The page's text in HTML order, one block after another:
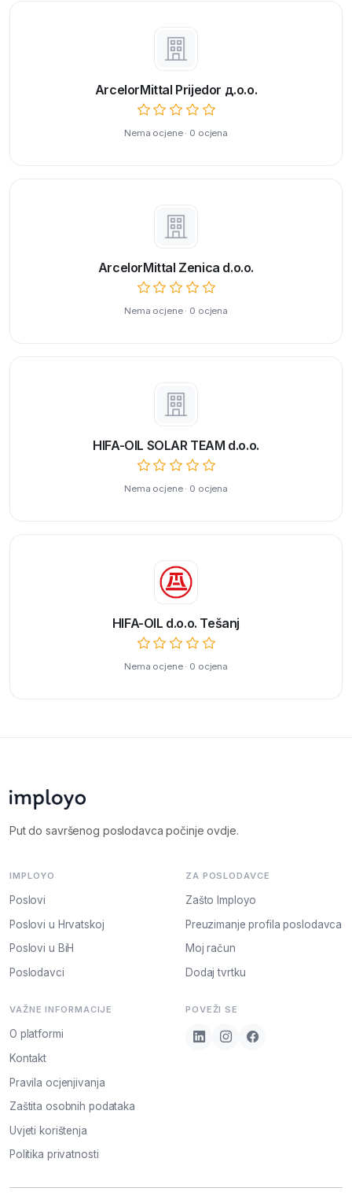
ArcelorMittal Prijedor д.о.о.
Nema ocjene · 0 ocjena
ArcelorMittal Zenica d.o.o.
Nema ocjene · 0 ocjena
HIFA-OIL SOLAR TEAM d.o.o.
Nema ocjene · 0 ocjena
HIFA-OIL d.o.o. Tešanj
Nema ocjene · 0 ocjena
Put do savršenog poslodavca počinje ovdje.
IMPLOYO
Poslovi
Poslovi u Hrvatskoj
Poslovi u BiH
Poslodavci
ZA POSLODAVCE
Zašto Imployo
Preuzimanje profila poslodavca
Moj račun
Dodaj tvrtku
VAŽNE INFORMACIJE
O platformi
Kontakt
Pravila ocjenjivanja
Zaštita osobnih podataka
Uvjeti korištenja
Politika privatnosti
POVEŽI SE